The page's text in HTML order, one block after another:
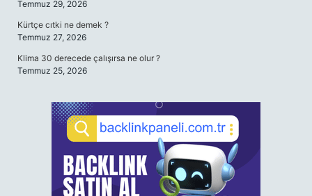
Temmuz 29, 2026
Kürtçe cıtki ne demek ?
Temmuz 27, 2026
Klima 30 derecede çalışırsa ne olur ?
Temmuz 25, 2026